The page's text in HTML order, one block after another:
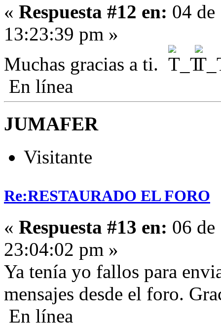
« Respuesta #12 en: 04 de
13:23:39 pm »
Muchas gracias a ti.
En línea
JUMAFER
Visitante
Re:RESTAURADO EL FORO
« Respuesta #13 en: 06 de
23:04:02 pm »
Ya tenía yo fallos para
mensajes desde el foro.
En línea